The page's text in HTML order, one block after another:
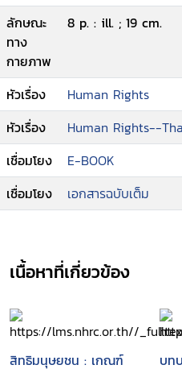
ลักษณะ
ทาง
กายภาพ
8 p. : ill. ; 19 cm.
หัวเรื่อง
Human Rights
หัวเรื่อง
Human Rights--
เชื่อมโยง
E-BOOK
เชื่อมโยง
เอกสารฉบับเต็ม
เนื้อหาที่เกี่ยวข้อง
สิทธิมนุษยชน : เกณฑ์ บท